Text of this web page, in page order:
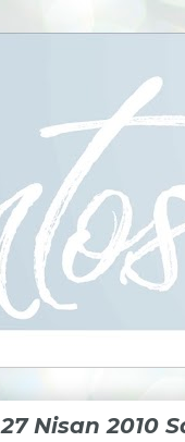
27 Nisan 2010